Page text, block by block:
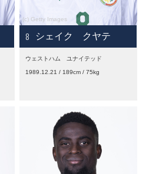
8 シェイク クヤテ
ウェストハム ユナイテッド
1989.12.21 / 189cm / 75kg